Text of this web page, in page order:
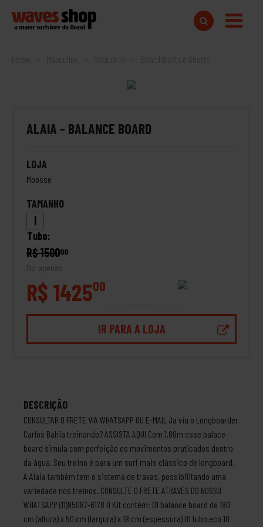
Home
ALAIA - BALANCE BOARD
LOJA
Moosse
TAMANHO
|
Tubo:
R$ 150000
Por apenas
R$ 142500
IR PARA A LOJA
DESCRIÇÃO
CONSULTAR O FRETE VIA WHATSAPP OU E-MAIL Ja viu o Longboarder
Carlos Bahia treinando? ASSISTA AQUI Com 1,80m esse balace
board simula com perfeição os movimentos praticados dentro
da água. Seu treino é para um surf mais clássico de longboard.
A Alaia também tem o sistema de travas, possibilitando uma
variedade nos treinos. CONSULTE O FRETE ATRAVÉS DO NOSSO
WHATSAPP (11)95087-6178 O Kit contém: 01 balance board de 180
cm (altura) x 50 cm (largura) x 18 cm (espessura) 01 tubo eco 18